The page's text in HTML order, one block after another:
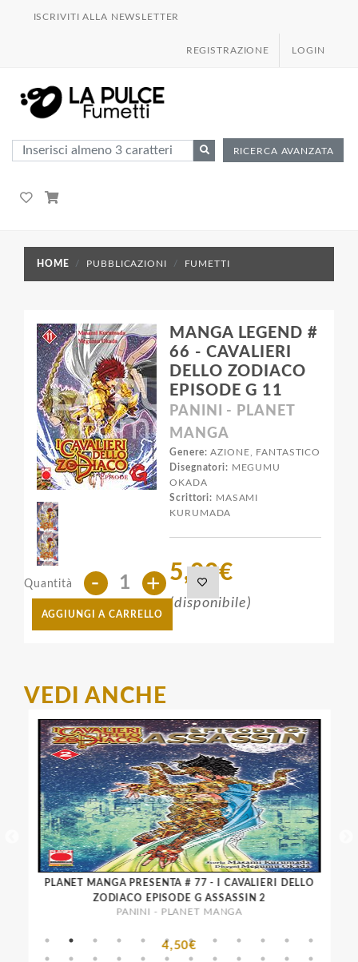
ISCRIVITI ALLA NEWSLETTER
REGISTRAZIONE LOGIN
RICERCA AVANZATA
HOME PUBBLICAZIONI FUMETTI
MANGA LEGEND #
66 - CAVALIERI
DELLO ZODIACO
EPISODE G 11
PANINI - PLANET
MANGA
Genere: AZIONE, FANTASTICO
Disegnatori: MEGUMU
OKADA
Scrittori: MASAMI
KURUMADA
5,00€
(disponibile)
Quantità - +
AGGIUNGI A CARRELLO
VEDI ANCHE
PLANET MANGA PRESENTA # 77 - I CAVALIERI DELLO
ZODIACO EPISODE G ASSASSIN 2
PANINI - PLANET MANGA
4,50€